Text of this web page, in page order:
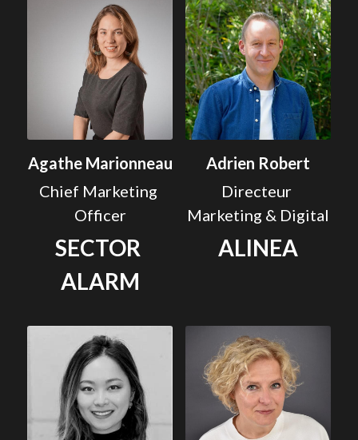
Agathe Marionneau
Chief Marketing
Officer
SECTOR
ALARM
Adrien Robert
Directeur
Marketing & Digital
ALINEA